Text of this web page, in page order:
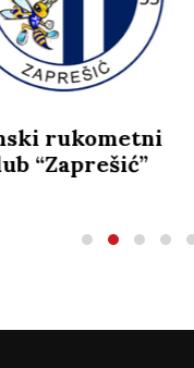
Muški rukometni
klub “Zaprešić”